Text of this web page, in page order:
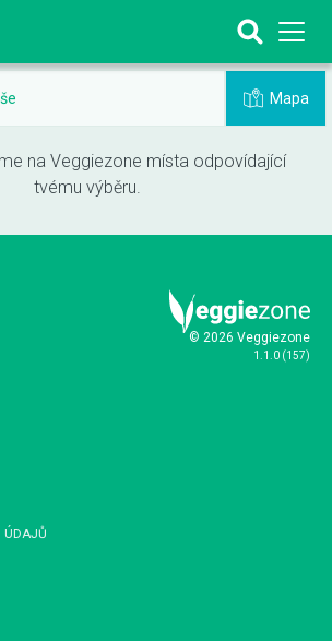
Mapa
na Veggiezone místa odpovídající
tvému výběru.
© 2026 Veggiezone
1.1.0 (157)
ÚDAJŮ